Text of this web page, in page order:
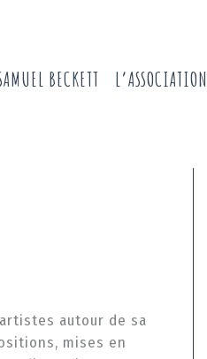
BECKETT L’ASSOCIATION
autour de sa
mises en